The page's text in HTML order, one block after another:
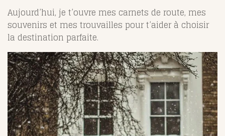
Aujourd’hui, je t’ouvre mes carnets de route, mes
souvenirs et mes trouvailles pour t’aider à choisir
la destination parfaite.